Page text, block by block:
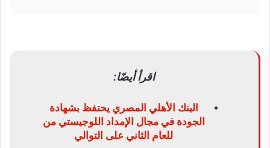
اقرأ أيضًا:
البنك الأهلي المصري يحتفظ بشهادة
الجودة في مجال الإمداد اللوجيستي من
للعام الثاني على التوالي